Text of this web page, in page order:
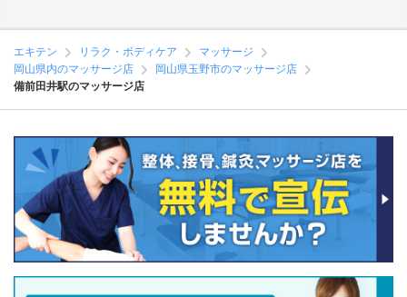
エキテン リラク・ボディケア
マッサージ
岡山県内のマッサージ店
岡山県玉野市のマッサージ店
備前田井駅のマッサージ店